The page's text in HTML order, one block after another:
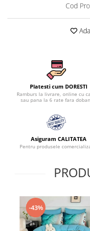
Lenjerii De Pat, Finet
Persoana
Lenjerii De Pat Damasc
Cod
Platesti cum DORESTI
Ramburs la livrare, online cu
sau pana la 6 rate fara
Asiguram CALITATEA
Pentru produsele
-43%